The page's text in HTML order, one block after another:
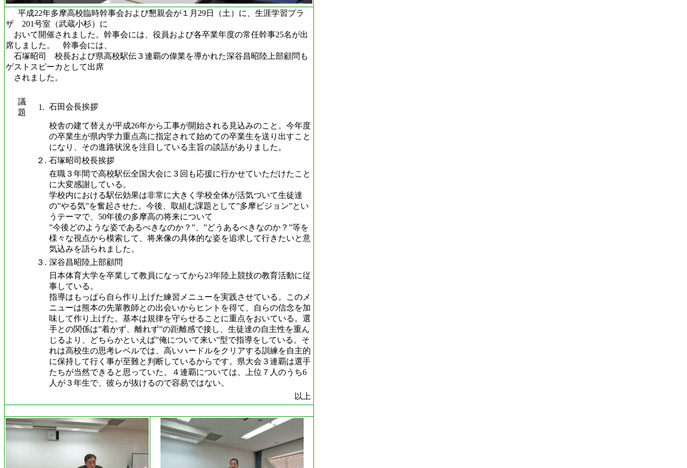
平成22年多摩高校臨時幹事会および懇親会が１月29日（土）に、生涯学習プラ
ザ 201号室（武蔵小杉）に
おいて開催されました。幹事会には、役員および各卒業年度の常任幹事25名が出
席しました。 幹事会には、
石塚昭司 校長および県高校駅伝３連覇の偉業を導かれた深谷昌昭陸上部顧問も
ゲストスピーカとして出席
されました。
議
題
1. 石田会長挨拶
校舎の建て替えが平成26年から工事が開始される見込みのこと。今年度
の卒業生が県内学力重点高に指定されて始めての卒業生を送り出すこと
になり、その進路状況を注目している主旨の談話がありました。
２. 石塚昭司校長挨拶
在職３年間で高校駅伝全国大会に３回も応援に行かせていただけたこと
に大変感謝している。
学校内における駅伝効果は非常に大きく学校全体が活気づいて生徒達
の”やる気”を奮起させた。今後、取組む課題として”多摩ビジョン”とい
うテーマで、50年後の多摩高の将来について
”今後どのような姿であるべきなのか？”、”どうあるべきなのか？”等を
様々な視点から模索して、将来像の具体的な姿を追求して行きたいと意
気込みを語られました。
３. 深谷昌昭陸上部顧問
日本体育大学を卒業して教員になってから23年陸上競技の教育活動に従
事している。
指導はもっぱら自ら作り上げた練習メニューを実践させている。このメ
ニューは熊本の先輩教師との出会いからヒントを得て、自らの信念を加
味して作り上げた。基本は規律を守らせることに重点をおいている。選
手との関係は”着かず、離れず”の距離感で接し、生徒達の自主性を重ん
じるより、どちらかといえば”俺について来い”型で指導をしている。そ
れは高校生の思考レベルでは、高いハードルをクリアする訓練を自主的
に保持して行く事が至難と判断しているからです。県大会３連覇は選手
たちが当然できると思っていた。４連覇については、上位７人のうち6
人が３年生で、彼らが抜けるので容易ではない。
以上